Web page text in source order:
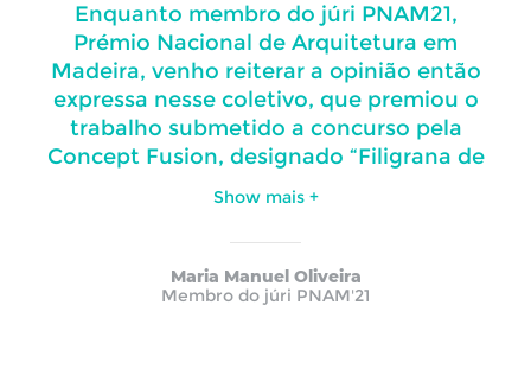
Enquanto membro do júri PNAM21,
Prémio Nacional de Arquitetura em
Madeira, venho reiterar a opinião então
expressa nesse coletivo, que premiou o
trabalho submetido a concurso pela
Concept Fusion, designado “Filigrana de
Madeira”.
estrutura leve que se prolonga em
Show mais +
Maria Manuel Oliveira
Membro do júri PNAM'21